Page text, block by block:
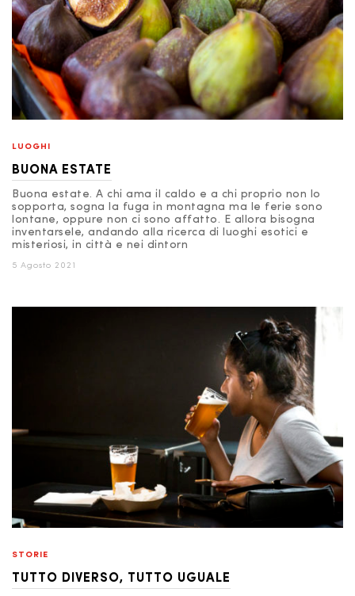
LUOGHI
BUONA ESTATE
Buona estate. A chi ama il caldo e a chi proprio non lo
sopporta, sogna la fuga in montagna ma le ferie sono
lontane, oppure non ci sono affatto. E allora bisogna
inventarsele, andando alla ricerca di luoghi esotici e
misteriosi, in città e nei dintorn
5 Agosto 2021
STORIE
TUTTO DIVERSO, TUTTO UGUALE